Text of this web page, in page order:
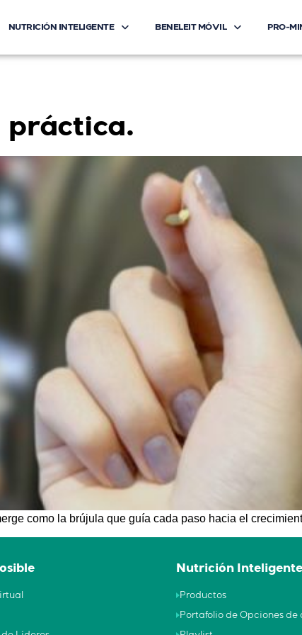
NUTRICIÓN INTELIGENTE BENELEIT MÓVIL PRO-
práctica.
como la brújula que guía cada paso hacia el
Nutrición Inteligente
Productos
Portafolio de Opciones de